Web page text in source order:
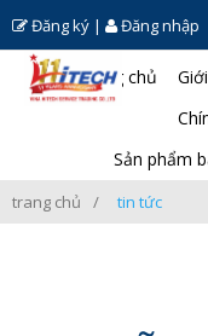
Đăng ký | Đăng nhập
Trang chủ
Sản phẩm
trang chủ tin tức